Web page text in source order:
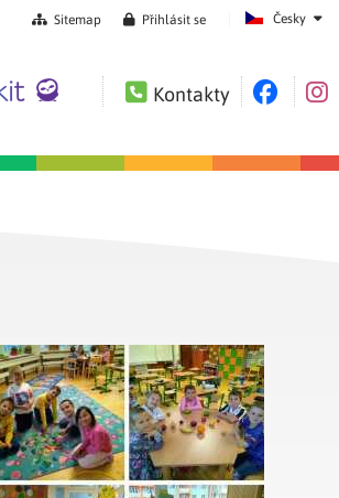
Česky
Sitemap Přihlásit se
Kontakty